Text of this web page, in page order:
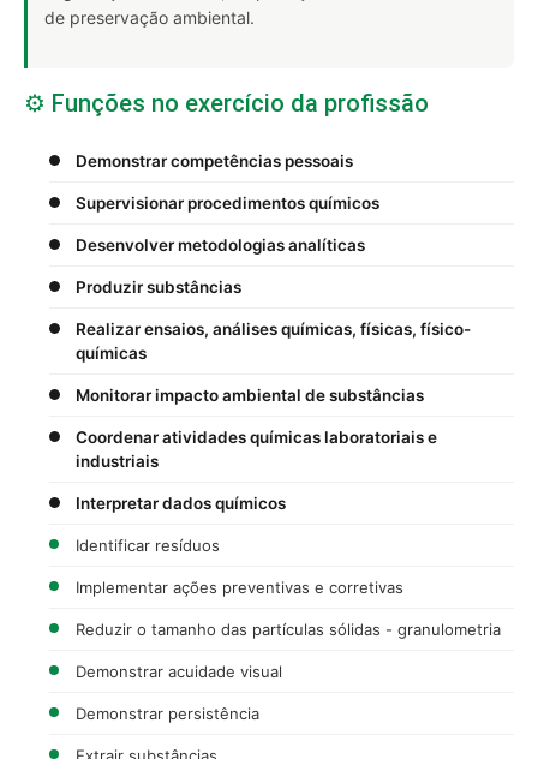
de preservação ambiental.
⚙️ Funções no exercício da profissão
Demonstrar competências pessoais
Supervisionar procedimentos químicos
Desenvolver metodologias analíticas
Produzir substâncias
Realizar ensaios, análises químicas, físicas, físico-
químicas
Monitorar impacto ambiental de substâncias
Coordenar atividades químicas laboratoriais e
industriais
Interpretar dados químicos
Identificar resíduos
Implementar ações preventivas e corretivas
Reduzir o tamanho das partículas sólidas - granulometria
Demonstrar acuidade visual
Demonstrar persistência
Extrair substâncias